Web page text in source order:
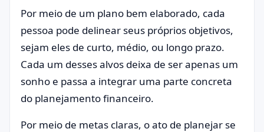
Por meio de um plano bem elaborado, cada
pessoa pode delinear seus próprios objetivos,
sejam eles de curto, médio, ou longo prazo.
Cada um desses alvos deixa de ser apenas um
sonho e passa a integrar uma parte concreta
do planejamento financeiro.
Por meio de metas claras, o ato de planejar se